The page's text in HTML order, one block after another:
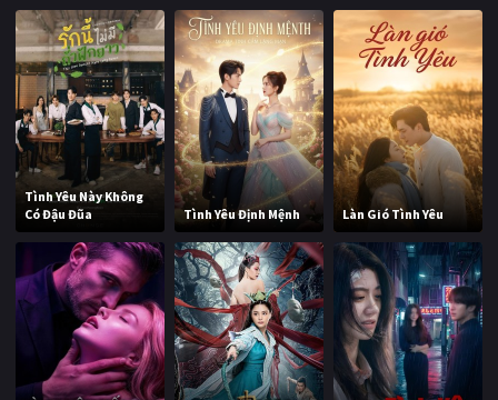
Tình Yêu Này Không
Có Đậu Đũa
Tình Yêu Định Mệnh Làn Gió Tình Yêu